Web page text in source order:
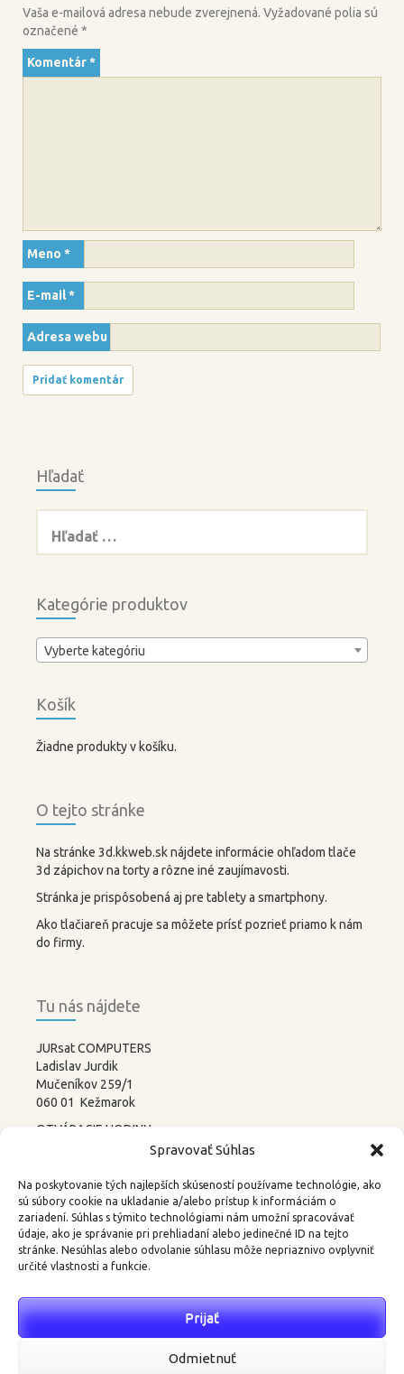
Spravovať Súhlas
Na poskytovanie tých najlepších skúseností používame technológie, ako
sú súbory cookie na ukladanie a/alebo prístup k informáciám o
zariadení. Súhlas s týmito technológiami nám umožní spracovávať
údaje, ako je správanie pri prehliadaní alebo jedinečné ID na tejto
stránke. Nesúhlas alebo odvolanie súhlasu môže nepriaznivo ovplyvniť
určité vlastnosti a funkcie.
Prijať
Odmietnuť
k
Vaša e-mailová adresa nebude zverejnená. Vyžadované polia sú
označené *
Komentár*
Meno *
E-mail*
Adresa webu
Hľadať
Kategórie produktov
Vyberte kategóriu
Košík
Žiadne produkty v košíku.
O tejto stránke
Na stránke 3d.kkweb.sk nájdete informácie ohľadom tlače
3d zápichov na torty a rôzne iné zaujímavosti.
Stránka je prispôsobená aj pre tablety a smartphony.
Ako tlačiareň pracuje sa môžete prísť pozrieť priamo k nám
do firmy.
Tu nás nájdete
JURsat COMPUTERS
Ladislav Jurdik
Mučeníkov 259/1
060 01 Kežmarok
OTVÁRACIE HODINY:
PONDELOK – PIATOK
SOBOTA – NEDEĽA
ZATVORENÉ
tel.: 052 4522367, 0905 219488
email:3d@kkweb.sk
Najnovšie komentáre